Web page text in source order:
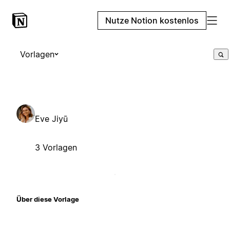
Nutze Notion kostenlos
Vorlagen
Eve Jiyū
3 Vorlagen
Über diese Vorlage